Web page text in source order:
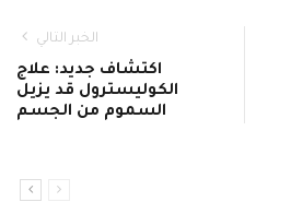
الخبر التالي
اكتشاف جديد: علاج
الكوليسترول قد يزيل
السموم من الجسم